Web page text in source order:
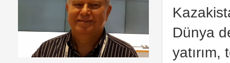
Dünya